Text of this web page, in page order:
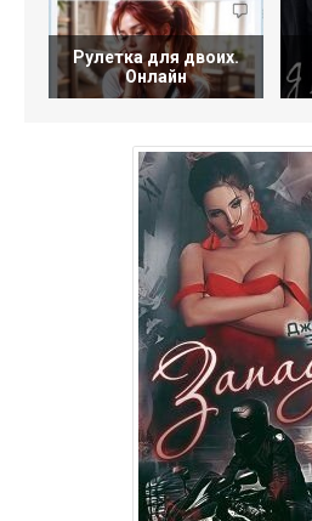
Рулетка для двоих.
Онлайн